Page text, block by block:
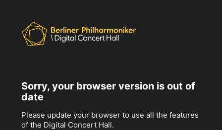
Sorry, your browser version is out of
date
Please update your browser to use all the features
of the Digital Concert Hall.